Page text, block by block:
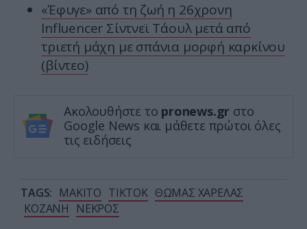
«Έφυγε» από τη ζωή η 26χρονη
Ιnfluencer Σίντνεϊ Τάουλ μετά από
τριετή μάχη με σπάνια μορφή καρκίνου
(βίντεο)
Ακολουθήστε το pronews.gr στο
Google News και μάθετε πρώτοι όλες
τις ειδήσεις
TAGS: MAKITO TIKTOK ΘΩΜΑΣ ΧΑΡΕΛΑΣ
ΚΟΖΑΝΗ
ΝΕΚΡΟΣ